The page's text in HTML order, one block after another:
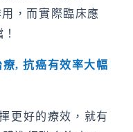
，而實際臨床應
療,抗癌有效率大幅
更好的療效，就有